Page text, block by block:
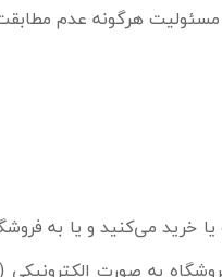
هرگونه عدم
می‏‌کنید و یا به
به صورت